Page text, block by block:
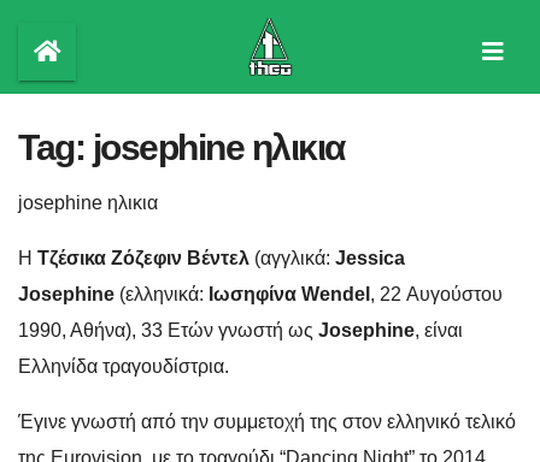
content
Tag: josephine ηλικια
josephine ηλικια
H Τζέσικα Ζόζεφιν Βέντελ (αγγλικά: Jessica
Josephine (ελληνικά: Ιωσηφίνα Wendel , 22 Αυγούστου
1990, Αθήνα), 33 Ετών γνωστή ως Josephine, είναι
Ελληνίδα τραγουδίστρια.
Έγινε γνωστή από την συμμετοχή της στον ελληνικό τελικό
της Eurovision, με το τραγούδι “Dancing Night” το 2014.